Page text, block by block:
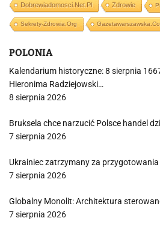
Dobrewiadomosci.net.pl Zdrowie
Sekrety-Zdrowia.org
POLONIA
Kalendarium historyczne: 8 sierpnia
Hieronima Radziejowski…
8 sierpnia 2026
Bruksela chce narzucić Polsce handel
7 sierpnia 2026
Ukrainiec zatrzymany za
7 sierpnia 2026
Globalny Monolit: Architektura
7 sierpnia 2026